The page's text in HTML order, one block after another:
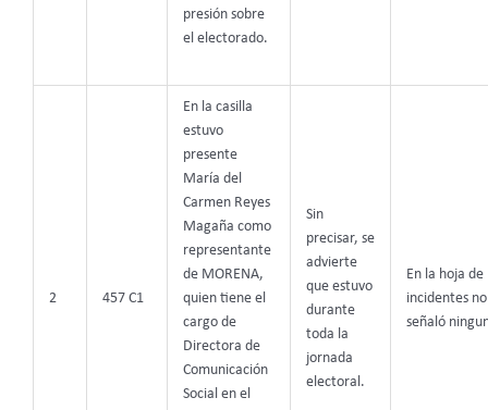
presión sobre
el electorado.
2 457 C1
En la casilla
estuvo
presente
María del
Carmen Reyes
Magaña como
representante
de MORENA,
quien tiene el
cargo de
Directora de
Comunicación
Social en el
Sin
precisar, se
advierte
que estuvo
durante
toda la
jornada
electoral.
En la hoja de
incidentes no
señaló